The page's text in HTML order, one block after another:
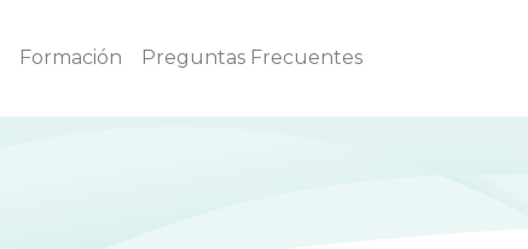
Formación Preguntas Frecuentes